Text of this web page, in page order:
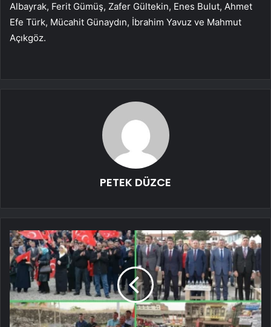
Albayrak, Ferit Gümüş, Zafer Gültekin, Enes Bulut, Ahmet
Efe Türk, Mücahit Günaydın, İbrahim Yavuz ve Mahmut
Açıkgöz.
PETEK DÜZCE